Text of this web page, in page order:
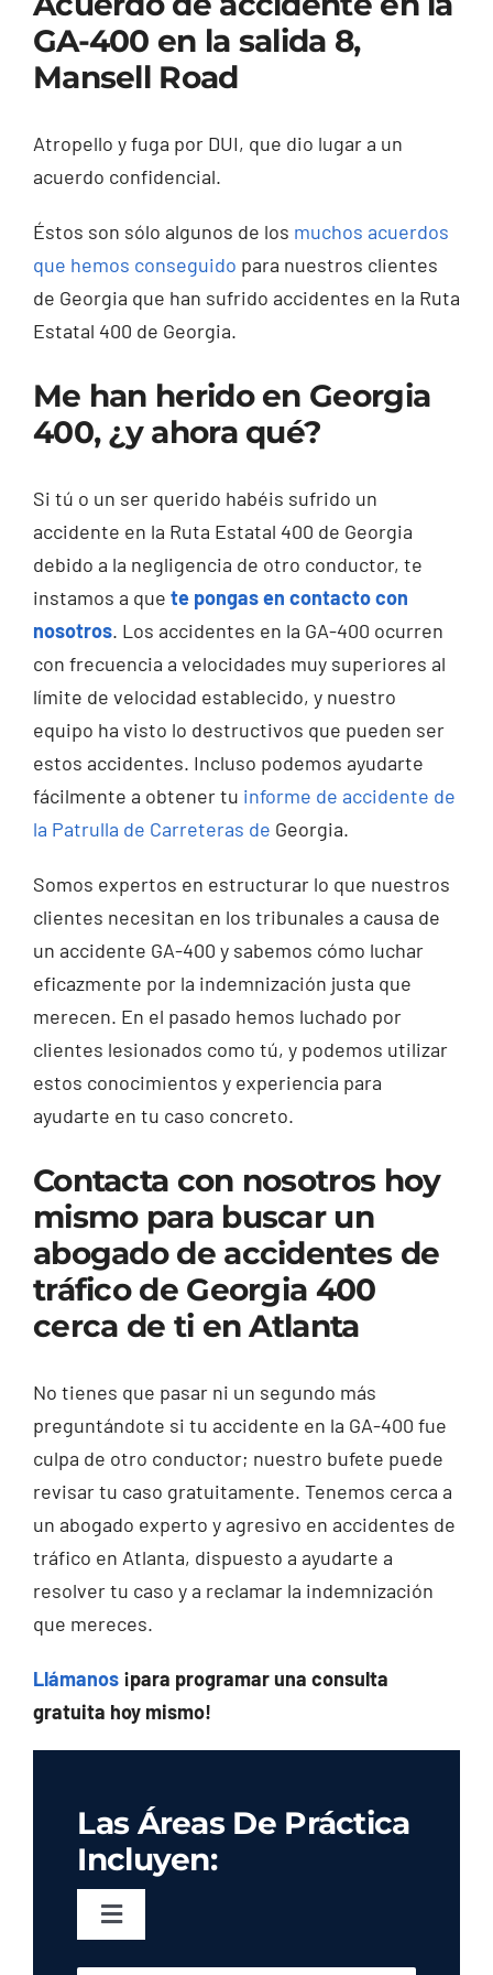
GA-400 en la salida 8,
Mansell Road
Atropello y fuga por DUI, que dio lugar a un
acuerdo confidencial.
Éstos son sólo algunos de los muchos acuerdos
que hemos conseguido para nuestros clientes
de Georgia que han sufrido accidentes en la Ruta
Estatal 400 de Georgia.
Me han herido en Georgia
400, ¿y ahora qué?
Si tú o un ser querido habéis sufrido un
accidente en la Ruta Estatal 400 de Georgia
debido a la negligencia de otro conductor, te
instamos a que te pongas en contacto con
nosotros. Los accidentes en la GA-400 ocurren
con frecuencia a velocidades muy superiores al
límite de velocidad establecido, y nuestro
equipo ha visto lo destructivos que pueden ser
estos accidentes. Incluso podemos ayudarte
fácilmente a obtener tu informe de accidente de
la Patrulla de Carreteras de Georgia.
Somos expertos en estructurar lo que nuestros
clientes necesitan en los tribunales a causa de
un accidente GA-400 y sabemos cómo luchar
eficazmente por la indemnización justa que
merecen. En el pasado hemos luchado por
clientes lesionados como tú, y podemos utilizar
estos conocimientos y experiencia para
ayudarte en tu caso concreto.
Contacta con nosotros hoy
mismo para buscar un
abogado de accidentes de
tráfico de Georgia 400
cerca de ti en Atlanta
No tienes que pasar ni un segundo más
preguntándote si tu accidente en la GA-400 fue
culpa de otro conductor; nuestro bufete puede
revisar tu caso gratuitamente. Tenemos cerca a
un abogado experto y agresivo en accidentes de
tráfico en Atlanta, dispuesto a ayudarte a
resolver tu caso y a reclamar la indemnización
que mereces.
Llámanos¡para programar una consulta
gratuita hoy mismo!
Las Áreas De Práctica
Incluyen:
Toggle